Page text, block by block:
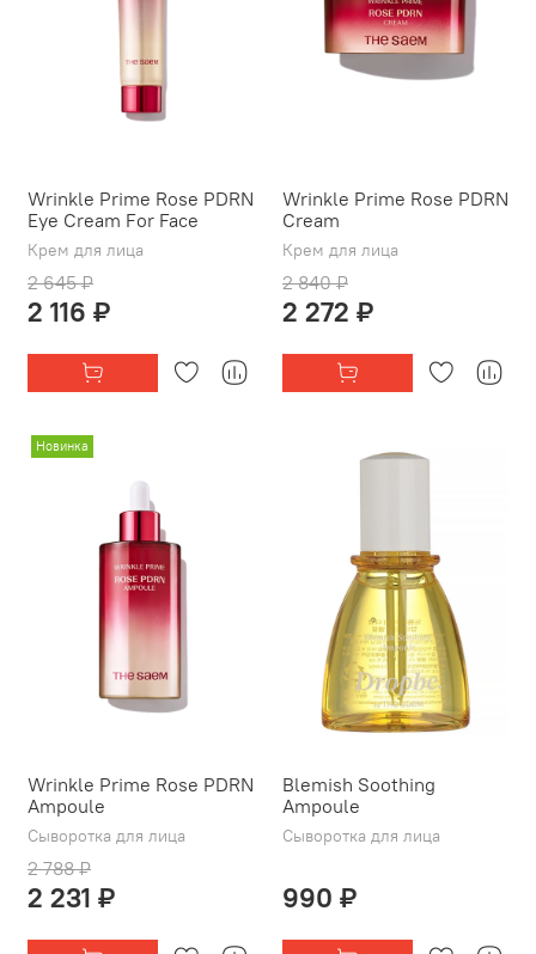
Wrinkle Prime Rose PDRN
Eye Cream For Face
Крем для лица
2 645 ₽
2 116 ₽
Wrinkle Prime Rose PDRN
Cream
Крем для лица
2 840 ₽
2 272 ₽
Новинка
Wrinkle Prime Rose PDRN
Ampoule
Сыворотка для лица
2 788 ₽
2 231 ₽
Blemish Soothing
Ampoule
Сыворотка для лица
990 ₽